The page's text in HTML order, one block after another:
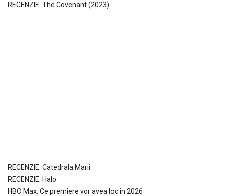
RECENZIE. The Covenant (2023)
RECENZIE. Catedrala Marii
RECENZIE. Halo
HBO Max. Ce premiere vor avea loc în 2026